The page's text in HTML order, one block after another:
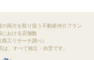
両方を取り扱う不動産仲介フラン
における店舗数
工リサーチ調べ）
、すべて独立・自営です。